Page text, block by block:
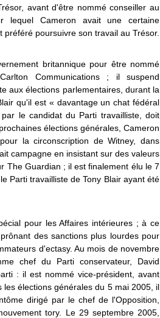
avant d'être nommé conseiller au
lequel Cameron avait une certaine
poursuivre son travail au Trésor.
britannique pour être nommé
Communications ; il suspend
aux élections parlementaires, durant la
qu'il est « davantage un chat fédéral
le candidat du Parti travailliste, doit
élections générales, Cameron
la circonscription de Witney, dans
campagne en insistant sur des valeurs
The Guardian ; il est finalement élu le 7
Parti travailliste de Tony Blair ayant été
pour les Affaires intérieures ; à ce
des sanctions plus lourdes pour
d'ectasy. Au mois de novembre
chef du Parti conservateur, David
: il est nommé vice-président, avant
élections générales du 5 mai 2005, il
dirigé par le chef de l'Opposition,
tory. Le 29 septembre 2005,